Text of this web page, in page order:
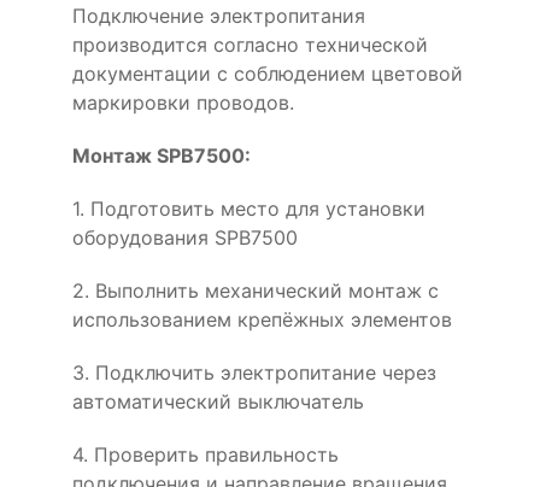
Подключение электропитания
производится согласно технической
документации с соблюдением цветовой
маркировки проводов.
Монтаж SPB7500:
1. Подготовить место для установки
оборудования SPB7500
2. Выполнить механический монтаж с
использованием крепёжных элементов
3. Подключить электропитание через
автоматический выключатель
4. Проверить правильность